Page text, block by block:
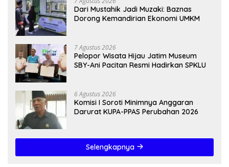
Dari Mustahik Jadi Muzaki: Baznas
Dorong Kemandirian Ekonomi UMKM
7 Agustus 2026
Pelopor Wisata Hijau Jatim Museum
SBY-Ani Pacitan Resmi Hadirkan SPKLU
6 Agustus 2026
Komisi I Soroti Minimnya Anggaran
Darurat KUPA-PPAS Perubahan 2026
Selengkapnya